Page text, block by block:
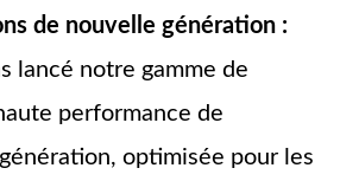
de nouvelle génération :
lancé notre gamme de
performance de
optimisée pour les